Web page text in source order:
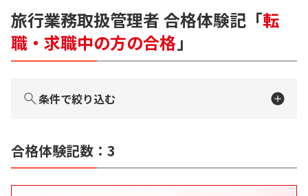
旅行業務取扱管理者 合格体験記「転
職・求職中の方の合格」
条件で絞り込む
合格体験記数：3